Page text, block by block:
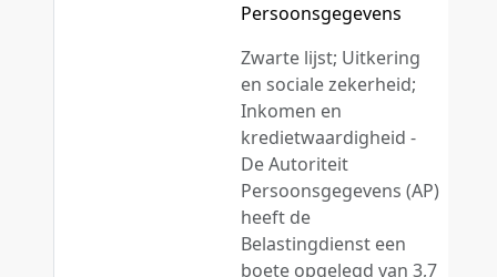
Persoonsgegevens
Zwarte lijst; Uitkering
en sociale zekerheid;
Inkomen en
kredietwaardigheid -
De Autoriteit
Persoonsgegevens (AP)
heeft de
Belastingdienst een
boete opgelegd van 3,7